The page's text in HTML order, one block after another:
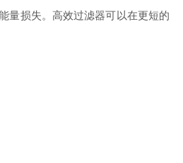
量损失。高效过滤器可以在更短的